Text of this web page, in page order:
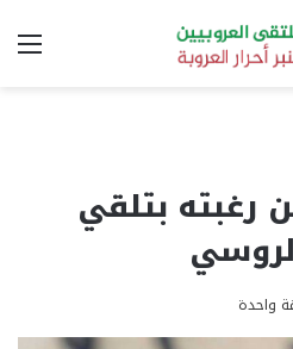
رغبته بتلقي
واحدة